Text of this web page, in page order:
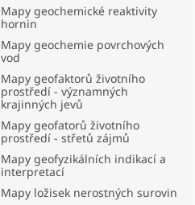
Mapy geochemické reaktivity
hornin
Mapy geochemie povrchových
vod
Mapy geofaktorů životního
prostředí - významných
krajinných jevů
Mapy geofatorů životního
prostředí - střetů zájmů
Mapy geofyzikálních indikací a
interpretací
Mapy ložisek nerostných surovin